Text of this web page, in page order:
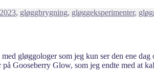
, gløggbrygning, gløggeksperimenter,
gløggologer som jeg kun ser den ene
Gooseberry Glow, som jeg endte med at